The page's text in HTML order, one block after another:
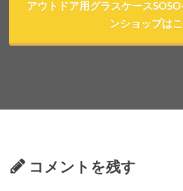
アウトドア用グラスケース
ンショップは
コメントを残す